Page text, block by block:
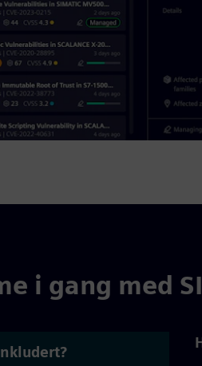
i gang med